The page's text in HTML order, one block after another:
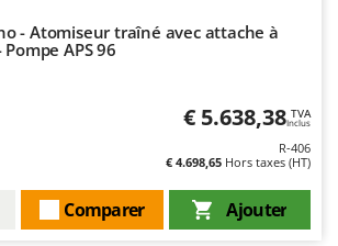
thermiques
sol
- Atomiseur traîné avec attache à
APS 96
€ 5.638,38 TVA
Inclus
R-406
€ 4.698,65 Hors taxes (HT)
Ajouter
Comparer